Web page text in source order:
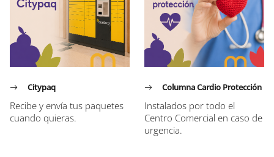
Citypaq
Recibe y envía tus paquetes
cuando quieras.
Columna Cardio Protección
Instalados por todo el
Centro Comercial en caso de
urgencia.